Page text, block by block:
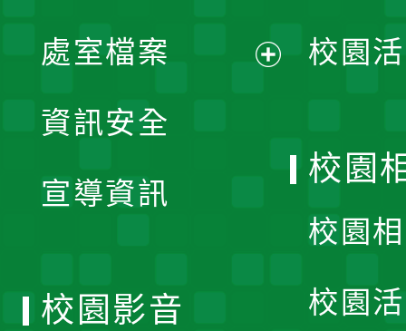
單
處室檔案
資訊安全
宣導資訊
校園
校園
校園
校園
校園影音